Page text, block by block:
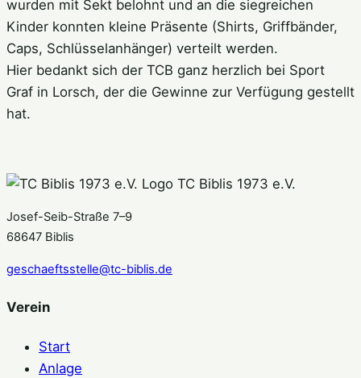
wurden mit Sekt belohnt und an die siegreichen
Kinder konnten kleine Präsente (Shirts, Griffbänder,
Caps, Schlüsselanhänger) verteilt werden.
Hier bedankt sich der TCB ganz herzlich bei Sport
Graf in Lorsch, der die Gewinne zur Verfügung gestellt
hat.
TC Biblis 1973 e.V.
Josef-Seib-Straße 7–9
68647 Biblis
geschaeftsstelle@tc-biblis.de
Verein
Start
Anlage